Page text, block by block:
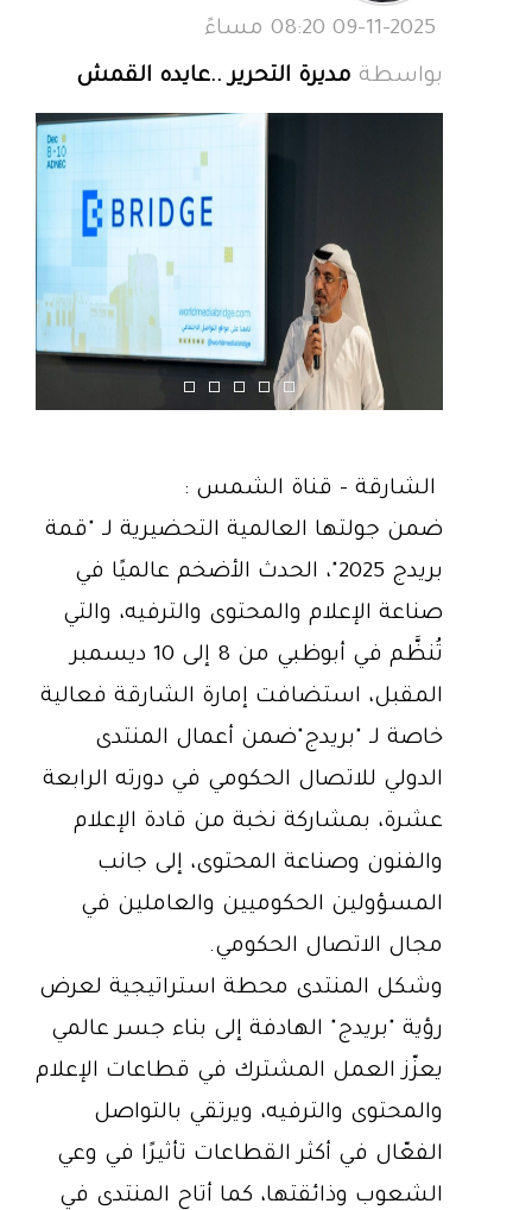
بواسطة مديرة التحرير ..عايده القمش
الشارقة - قناة الشمس :
ضمن جولتها العالمية التحضيرية لـ "قمة
بريدج 2025"، الحدث الأضخم عالميًا في
صناعة الإعلام والمحتوى والترفيه، والتي
تُنظَّم في أبوظبي من 8 إلى 10 ديسمبر
المقبل، استضافت إمارة الشارقة فعالية
خاصة لـ "بريدج"ضمن أعمال المنتدى
الدولي للاتصال الحكومي في دورته الرابعة
عشرة، بمشاركة نخبة من قادة الإعلام
والفنون وصناعة المحتوى، إلى جانب
المسؤولين الحكوميين والعاملين في
مجال الاتصال الحكومي.
وشكل المنتدى محطة استراتيجية لعرض
رؤية "بريدج" الهادفة إلى بناء جسر عالمي
يعزّز العمل المشترك في قطاعات الإعلام
والمحتوى والترفيه، ويرتقي بالتواصل
الفعّال في أكثر القطاعات تأثيرًا في وعي
الشعوب وذائقتها، كما أتاح المنتدى في